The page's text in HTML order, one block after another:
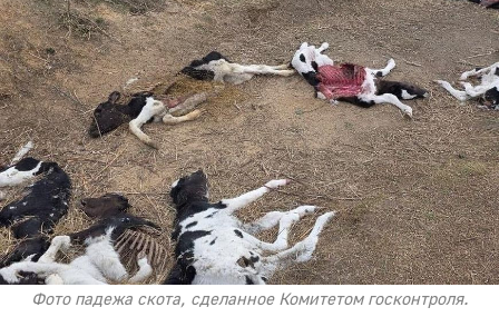
Фото падежа скота, сделанное Комитетом госконтроля.